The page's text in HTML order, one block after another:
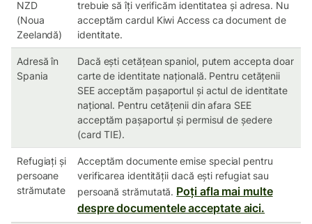
NZD
(Noua
Zeelandă)
trebuie să îți verificăm identitatea și adresa. Nu
acceptăm cardul Kiwi Access ca document de
identitate.
Adresă în
Spania
Dacă ești cetățean spaniol, putem accepta doar
carte de identitate națională. Pentru cetățenii
SEE acceptăm pașaportul și actul de identitate
național. Pentru cetățenii din afara SEE
acceptăm pașaportul și permisul de ședere
(card TIE).
Refugiați și
persoane
strămutate
Acceptăm documente emise special pentru
verificarea identității dacă ești refugiat sau
persoană strămutată. Poți afla mai multe
despre documentele acceptate aici.